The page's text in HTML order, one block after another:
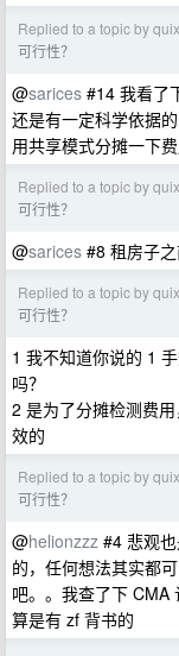
Replied to a topic by quix
可行性？
@sarices #14 我看了
还是有一定科学依据
用共享模式分摊一下
Replied to a topic by quix
可行性？
@sarices #8 租房子
Replied to a topic by quix
可行性？
1 我不知道你说的 1
吗？
2 是为了分摊检测费
效的
Replied to a topic by quix
可行性？
@helionzzz #4 悲观
的，任何想法其实都
吧。。我查了下 CMA
算是有 zf 背书的